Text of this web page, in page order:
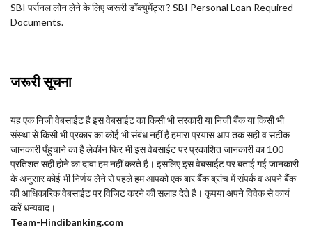
SBI पर्सनल लोन लेने के लिए जरूरी डॉक्युमेंट्स ? SBI Personal Loan Required
Documents.
जरूरी सूचना
यह एक निजी वेबसाईट है इस वेबसाईट का किसी भी सरकारी या निजी बैंक या किसी भी
संस्था से किसी भी प्रकार का कोई भी संबंध नहीं है हमारा प्रयास आप तक सही व सटीक
जानकारी पँहुचाने का है लेकीन फिर भी इस वेबसाईट पर प्रकाशित जानकारी का 100
प्रतिशत सही होने का दावा हम नहीं करते है। इसलिए इस वेबसाईट पर बताई गई जानकारी
के अनुसार कोई भी निर्णय लेने से पहले हम आपको एक बार बैंक ब्रांच में संपर्क व अपने बैंक
की आधिकारिक वेबसाईट पर विजिट करने की सलाह देते है। कृपया अपने विवेक से कार्य
करें धन्यवाद।
Team-Hindibanking.com